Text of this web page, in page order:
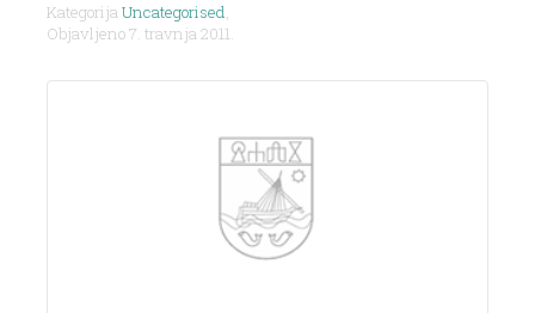
KategorijaUncategorised,
Objavljeno 7. travnja 2011.